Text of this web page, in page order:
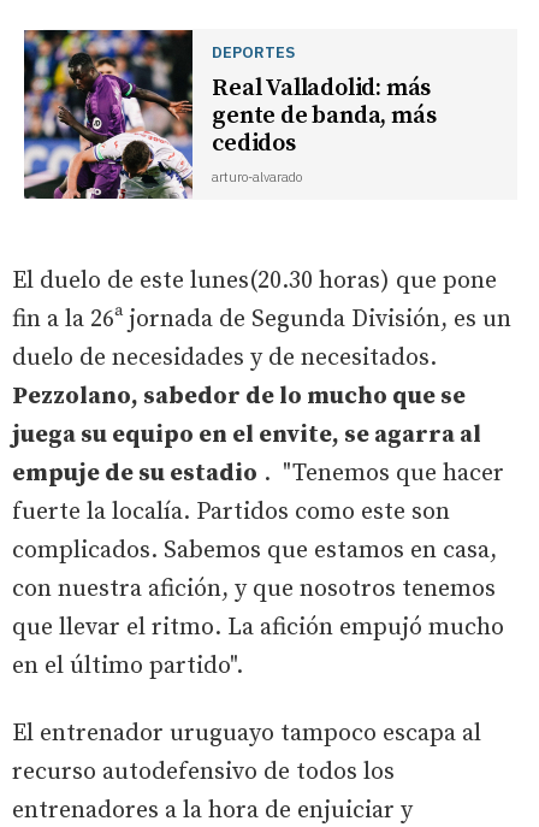
DEPORTES
Real Valladolid: más
gente de banda, más
cedidos
arturo-alvarado
El duelo de este lunes(20.30 horas) que pone
fin a la 26ª jornada de Segunda División, es un
duelo de necesidades y de necesitados.
Pezzolano, sabedor de lo mucho que se
juega su equipo en el envite, se agarra al
empuje de su estadio . "Tenemos que hacer
fuerte la localía. Partidos como este son
complicados. Sabemos que estamos en casa,
con nuestra afición, y que nosotros tenemos
que llevar el ritmo. La afición empujó mucho
en el último partido".
El entrenador uruguayo tampoco escapa al
recurso autodefensivo de todos los
entrenadores a la hora de enjuiciar y